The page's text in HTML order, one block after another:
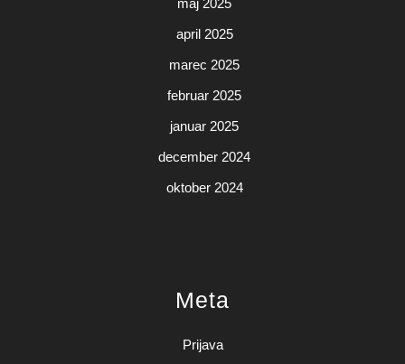
maj 2025
april 2025
marec 2025
februar 2025
januar 2025
december 2024
oktober 2024
Meta
Prijava